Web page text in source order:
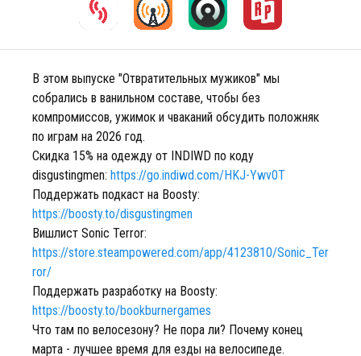
В этом выпуске "Отвратительных мужиков" мы
собрались в ванильном составе, чтобы без
компромиссов, ужимок и чваканий обсудить положняк
по играм на 2026 год.
Скидка 15% на одежду от INDIWD по коду
disgustingmen: https://go.indiwd.com/HKJ-Ywv0T
Поддержать подкаст на Boosty:
https://boosty.to/disgustingmen
Вишлист Sonic Terror:
https://store.steampowered.com/app/4123810/Sonic_Ter
ror/
Поддержать разработку на Boosty:
https://boosty.to/bookburnergames
Что там по велосезону? Не пора ли? Почему конец
марта - лучшее время для езды на велосипеде.